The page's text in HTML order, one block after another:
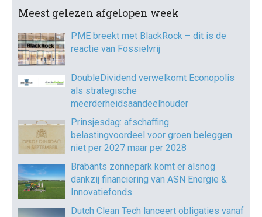
Meest gelezen afgelopen week
PME breekt met BlackRock – dit is de
reactie van Fossielvrij
DoubleDividend verwelkomt Econopolis
als strategische
meerderheidsaandeelhouder
Prinsjesdag: afschaffing
belastingvoordeel voor groen beleggen
niet per 2027 maar per 2028
Brabants zonnepark komt er alsnog
dankzij financiering van ASN Energie &
Innovatiefonds
Dutch Clean Tech lanceert obligaties vanaf